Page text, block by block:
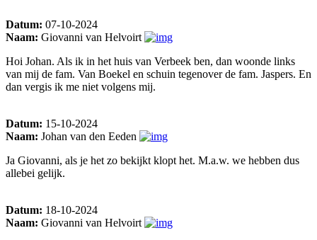
Datum: 07-10-2024
Naam: Giovanni van Helvoirt
Hoi Johan. Als ik in het huis van Verbeek ben, dan woonde links
van mij de fam. Van Boekel en schuin tegenover de fam. Jaspers. En
dan vergis ik me niet volgens mij.
Datum: 15-10-2024
Naam: Johan van den Eeden
Ja Giovanni, als je het zo bekijkt klopt het. M.a.w. we hebben dus
allebei gelijk.
Datum: 18-10-2024
Naam: Giovanni van Helvoirt